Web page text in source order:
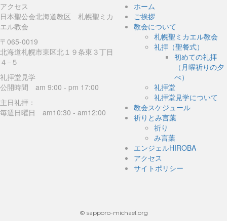
アクセス
日本聖公会北海道教区 札幌聖ミカ
エル教会
〒065-0019
北海道札幌市東区北１９条東３丁目
４−５
礼拝堂見学
公開時間 am 9:00 - pm 17:00
主日礼拝：
毎週日曜日 am10:30 - am12:00
ホーム
ご挨拶
教会について
札幌聖ミカエル教会
礼拝（聖餐式）
初めての礼拝
（月曜祈りの夕
べ）
礼拝堂
礼拝堂見学について
教会スケジュール
祈りとみ言葉
祈り
み言葉
エンジェルHIROBA
アクセス
サイトポリシー
© sapporo-michael.org